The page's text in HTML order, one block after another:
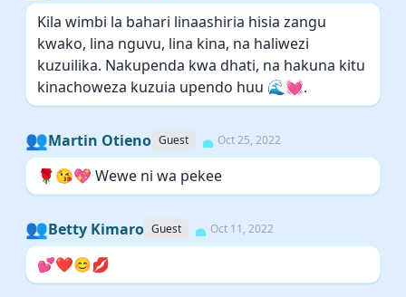
Kila wimbi la bahari linaashiria hisia zangu
kwako, lina nguvu, lina kina, na haliwezi
kuzuilika. Nakupenda kwa dhati, na hakuna kitu
kinachoweza kuzuia upendo huu 🌊💓.
👥Martin Otieno Guest Oct 25, 2022
🌹😘💖 Wewe ni wa pekee
👥Betty Kimaro Guest Oct 11, 2022
💕❤️😊💋